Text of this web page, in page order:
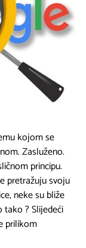
kojom se
Zasluženo.
principu.
pretražuju svoju
neke su bliže
? Slijedeći
prilikom